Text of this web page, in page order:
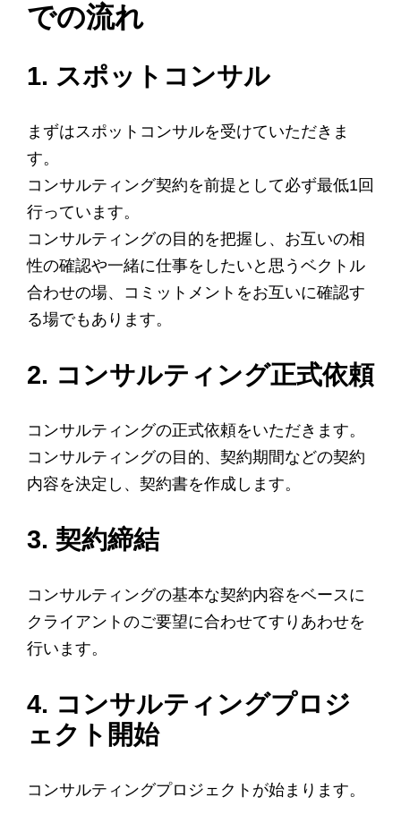
での流れ
1. スポットコンサル
まずはスポットコンサルを受けていただきま
す。
コンサルティング契約を前提として必ず最低1回
行っています。
コンサルティングの目的を把握し、お互いの相
性の確認や一緒に仕事をしたいと思うベクトル
合わせの場、コミットメントをお互いに確認す
る場でもあります。
2. コンサルティング正式依頼
コンサルティングの正式依頼をいただきます。
コンサルティングの目的、契約期間などの契約
内容を決定し、契約書を作成します。
3. 契約締結
コンサルティングの基本な契約内容をベースに
クライアントのご要望に合わせてすりあわせを
行います。
4. コンサルティングプロジ
ェクト開始
コンサルティングプロジェクトが始まります。